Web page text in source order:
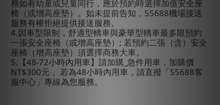
務如有幼童或兒童同行，應於預約時選擇加值安全座
椅（或增高座墊）。如未提前告知， 55688機場接送
服務有權拒絕提供接送服務。
4.因車型限制，舒適型轎車與豪華型轎車最多限預約
一張安全座椅（或增高座墊） ; 若預約二張（含）安全
座椅（增高座墊）須選擇商務大車。
5. 【48-72小時內用車】請加購 急件用車，加購價
NT$300元 ， 若為48小時內用車 ，請直撥「55688客
服中心」專線為您服務。